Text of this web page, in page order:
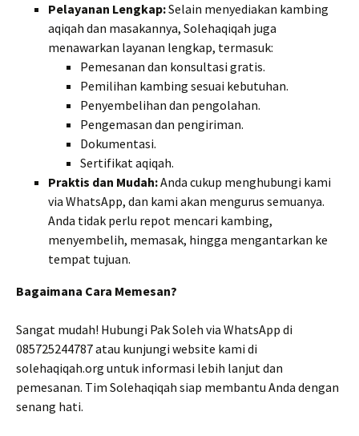
Pelayanan Lengkap:Selain menyediakan kambing
aqiqah dan masakannya, Solehaqiqah juga
menawarkan layanan lengkap, termasuk:
Pemesanan dan konsultasi gratis.
Pemilihan kambing sesuai kebutuhan.
Penyembelihan dan pengolahan.
Pengemasan dan pengiriman.
Dokumentasi.
Sertifikat aqiqah.
Praktis dan Mudah:Anda cukup menghubungi kami
via WhatsApp, dan kami akan mengurus semuanya.
Anda tidak perlu repot mencari kambing,
menyembelih, memasak, hingga mengantarkan ke
tempat tujuan.
Bagaimana Cara Memesan?
Sangat mudah! Hubungi Pak Soleh via WhatsApp di
085725244787 atau kunjungi website kami di
solehaqiqah.org untuk informasi lebih lanjut dan
pemesanan. Tim Solehaqiqah siap membantu Anda dengan
senang hati.